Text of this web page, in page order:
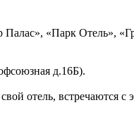
«Парк Отель»,
д.16Б).
отель, встречаются с